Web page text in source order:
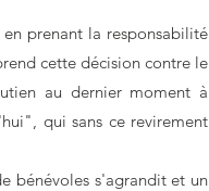
prenant la responsabilité
cette décision contre le
au dernier moment à
qui sans ce revirement
bénévoles s'agrandit et un